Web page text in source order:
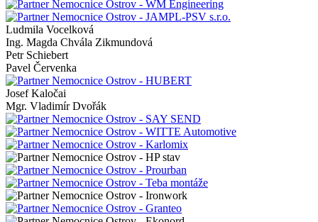
Ludmila Vocelková
Ing. Magda Chvála Zikmundová
Petr Schiebert
Pavel Červenka
Josef Kaločai
Mgr. Vladimír Dvořák